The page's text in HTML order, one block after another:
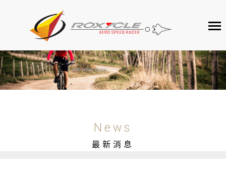
ROXYCLE
產品介紹
客戶服務
News
最新消息